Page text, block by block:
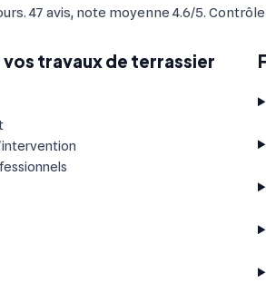
47 avis, note moyenne 4.6/5.
travaux de terrassier